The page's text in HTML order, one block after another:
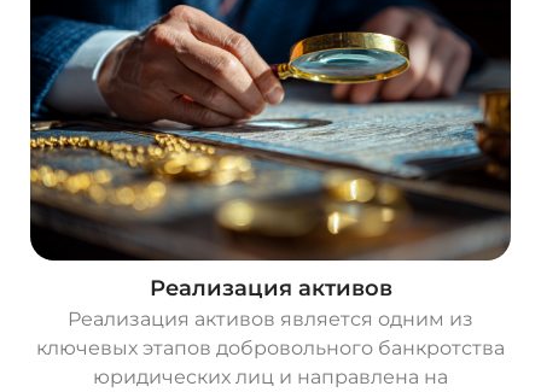
Реализация активов
Реализация активов является одним из
ключевых этапов добровольного банкротства
юридических лиц и направлена на